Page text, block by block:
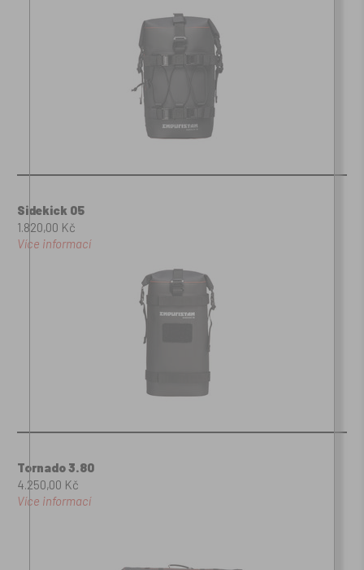
Sidekick 05
1.820,00 Kč
Více informací
Tornado 3.80
4.250,00 Kč
Více informací